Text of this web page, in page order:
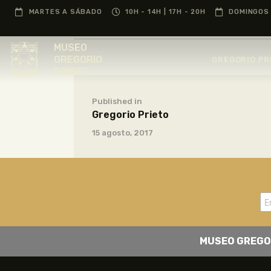
MARTES A SÁBADO 10H - 14H | 17H - 20H
MUSEO
Published in
Gregorio Prieto
15 agosto, 2017
MUSEO